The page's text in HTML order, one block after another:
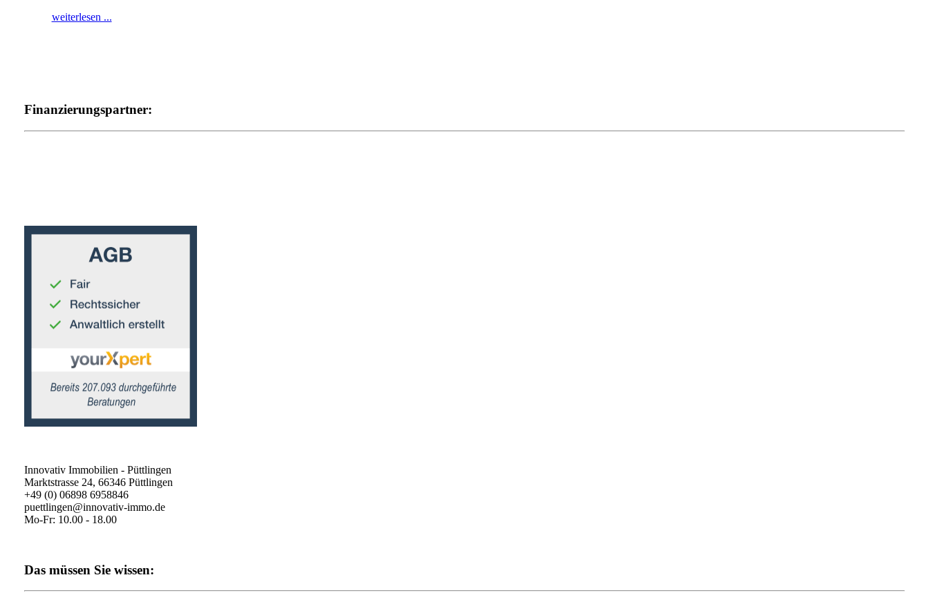
weiterlesen ...
Finanzierungspartner:
Innovativ Immobilien - Püttlingen
Marktstrasse 24, 66346 Püttlingen
+49 (0) 06898 6958846
puettlingen@innovativ-immo.de
Mo-Fr: 10.00 - 18.00
Das müssen Sie wissen: